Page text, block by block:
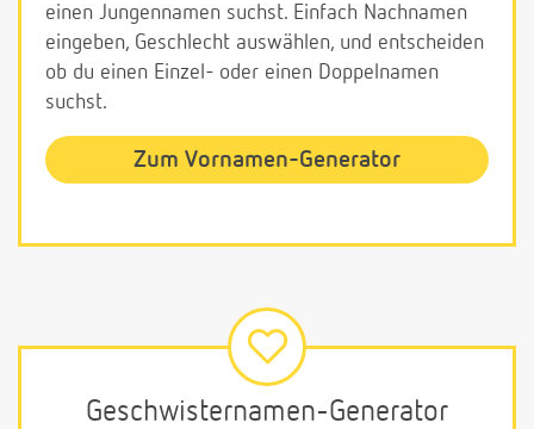
einen Jungennamen suchst. Einfach Nachnamen
eingeben, Geschlecht auswählen, und entscheiden
ob du einen Einzel- oder einen Doppelnamen
suchst.
Zum Vornamen-Generator
Geschwisternamen-Generator